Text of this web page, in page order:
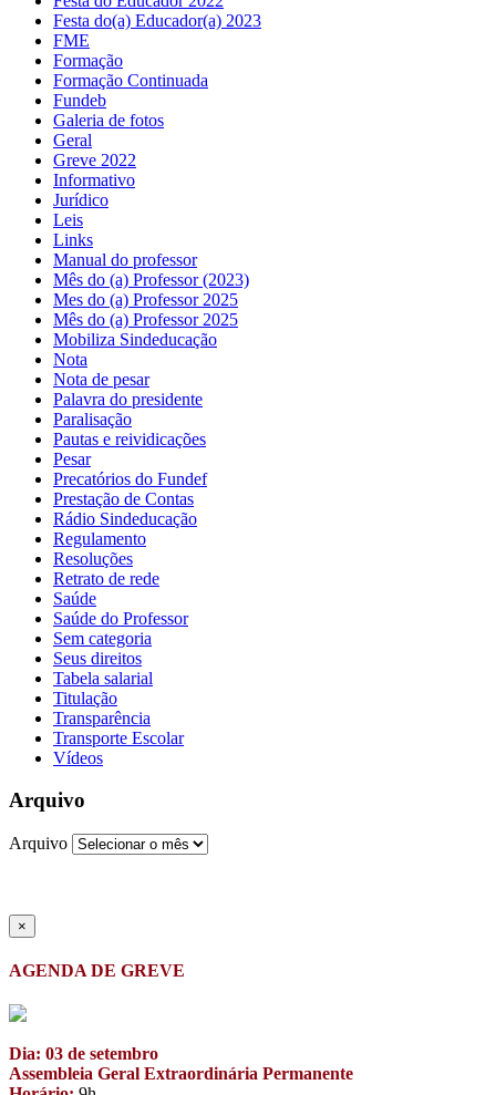
Festa do(a) Educador(a) 2023
FME
Formação
Formação Continuada
Fundeb
Galeria de fotos
Geral
Greve 2022
Informativo
Jurídico
Leis
Links
Manual do professor
Mês do (a) Professor (2023)
Mes do (a) Professor 2025
Mês do (a) Professor 2025
Mobiliza Sindeducação
Nota
Nota de pesar
Palavra do presidente
Paralisação
Pautas e reividicações
Pesar
Precatórios do Fundef
Prestação de Contas
Rádio Sindeducação
Regulamento
Resoluções
Retrato de rede
Saúde
Saúde do Professor
Sem categoria
Seus direitos
Tabela salarial
Titulação
Transparência
Transporte Escolar
Vídeos
Arquivo
Arquivo
×
AGENDA DE GREVE
Dia: 03 de setembro
Assembleia Geral Extraordinária Permanente